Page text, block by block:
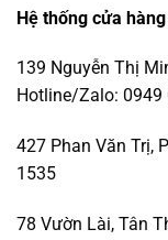
Hệ thống cửa
139 Nguyễn Thị
Hotline/Zalo: 0949
427 Phan Văn Trị,
1535
78 Vườn Lài, Tân